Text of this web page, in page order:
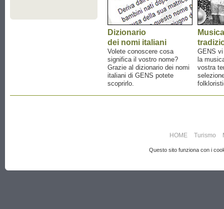
Dizionario
dei nomi italiani
Volete conoscere cosa
significa il vostro nome?
Grazie al dizionario dei nomi
italiani di GENS potete
scoprirlo.
Musica
GENS
la
vostra
HOME Turismo
Questo sito funziona con i